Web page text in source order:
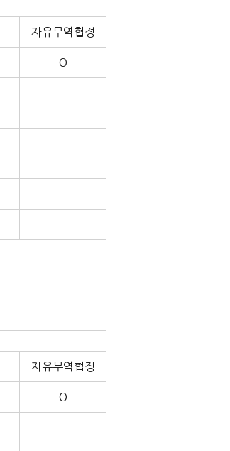
자유무역협정
O
자유무역협정
O